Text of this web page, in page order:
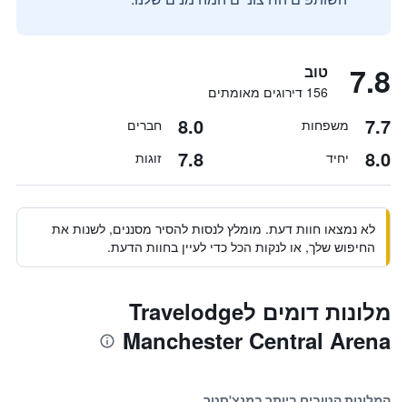
7.8 טוב
156 דירוגים מאומתים
7.7 משפחות 8.0 חברים
8.0 יחיד 7.8 זוגות
לא נמצאו חוות דעת. מומלץ לנסות להסיר מסננים, לשנות את
החיפוש שלך, או לנקות הכל כדי לעיין בחוות הדעת.
מלונות דומים לTravelodge
Manchester Central Arena